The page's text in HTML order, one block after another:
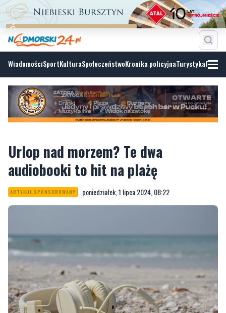
WiadomościSportKulturaSpołeczeństwoKronika policyjnaTurystyka
Urlop nad morzem? Te dwa
ARTYKUŁ SPONSOROWANY poniedziałek, 1 lipca 2024, 08:22
MATERIAŁ PARTNERA